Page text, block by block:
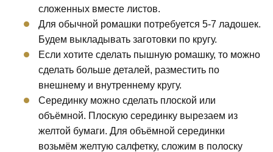
сложенных вместе листов.
Для обычной ромашки потребуется 5-7 ладошек.
Будем выкладывать заготовки по кругу.
Если хотите сделать пышную ромашку, то можно
сделать больше деталей, разместить по
внешнему и внутреннему кругу.
Серединку можно сделать плоской или
объёмной. Плоскую серединку вырезаем из
желтой бумаги. Для объёмной серединки
возьмём желтую салфетку, сложим в полоску